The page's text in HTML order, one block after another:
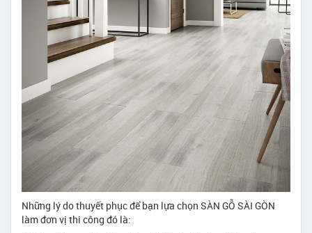
Những lý do thuyết phục để bạn lựa chọn SÀN GỖ SÀI GÒN
làm đơn vị thi công đó là: